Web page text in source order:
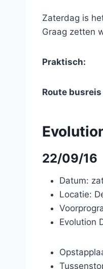
Zaterdag is
Graag zetten
Praktisch:
Route
22/09/16
Datum:
Locatie:
Evolution